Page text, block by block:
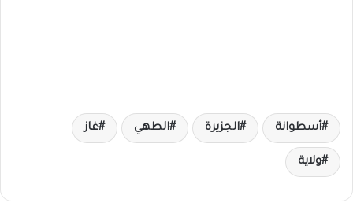
أسطوانة الجزيرة الطهي غاز
ولاية